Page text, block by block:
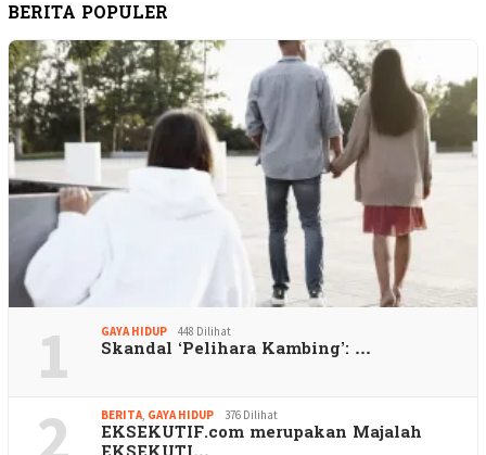
BERITA POPULER
1 GAYA HIDUP 448 Dilihat
Skandal ‘Pelihara Kambing’: …
2 BERITA, GAYA HIDUP 376 Dilihat
EKSEKUTIF.com merupakan Majalah